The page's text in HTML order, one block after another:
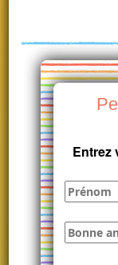
Entrez